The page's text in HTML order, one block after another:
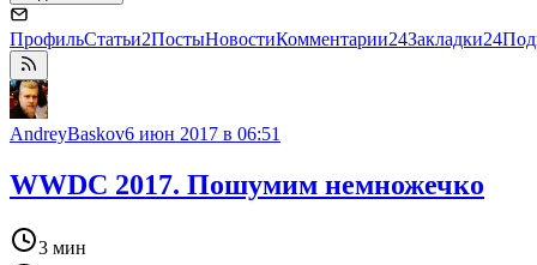
ПрофильСтатьи2ПостыНовостиКомментарии24Закладки24
AndreyBaskov6 июн 2017 в 06:51
WWDC 2017. Пошумим немножечко
3 мин